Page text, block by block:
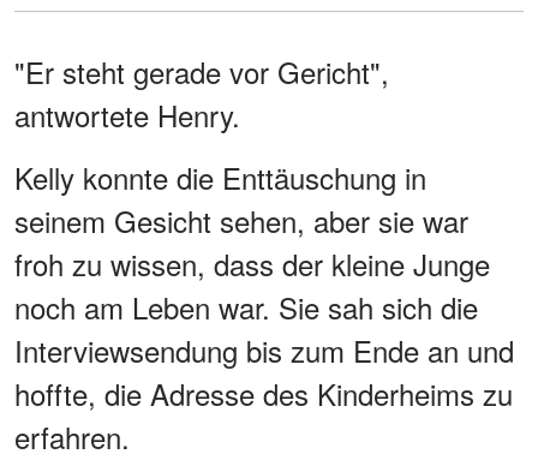
"Er steht gerade vor Gericht",
antwortete Henry.
Kelly konnte die Enttäuschung in
seinem Gesicht sehen, aber sie war
froh zu wissen, dass der kleine Junge
noch am Leben war. Sie sah sich die
Interviewsendung bis zum Ende an und
hoffte, die Adresse des Kinderheims zu
erfahren.